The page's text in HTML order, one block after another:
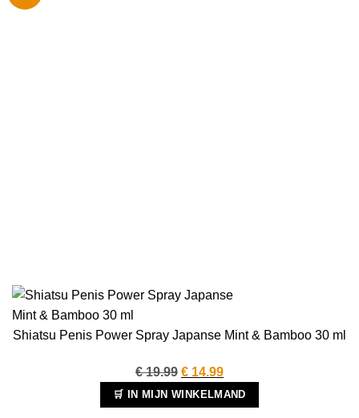
Shiatsu Penis Power Spray Japanse Mint & Bamboo 30 ml
€19.99 Oorspronkelijke
prijs
was:
€ 14.99Huidige
prijs
is:
🛒 IN MIJN WINKELMAND